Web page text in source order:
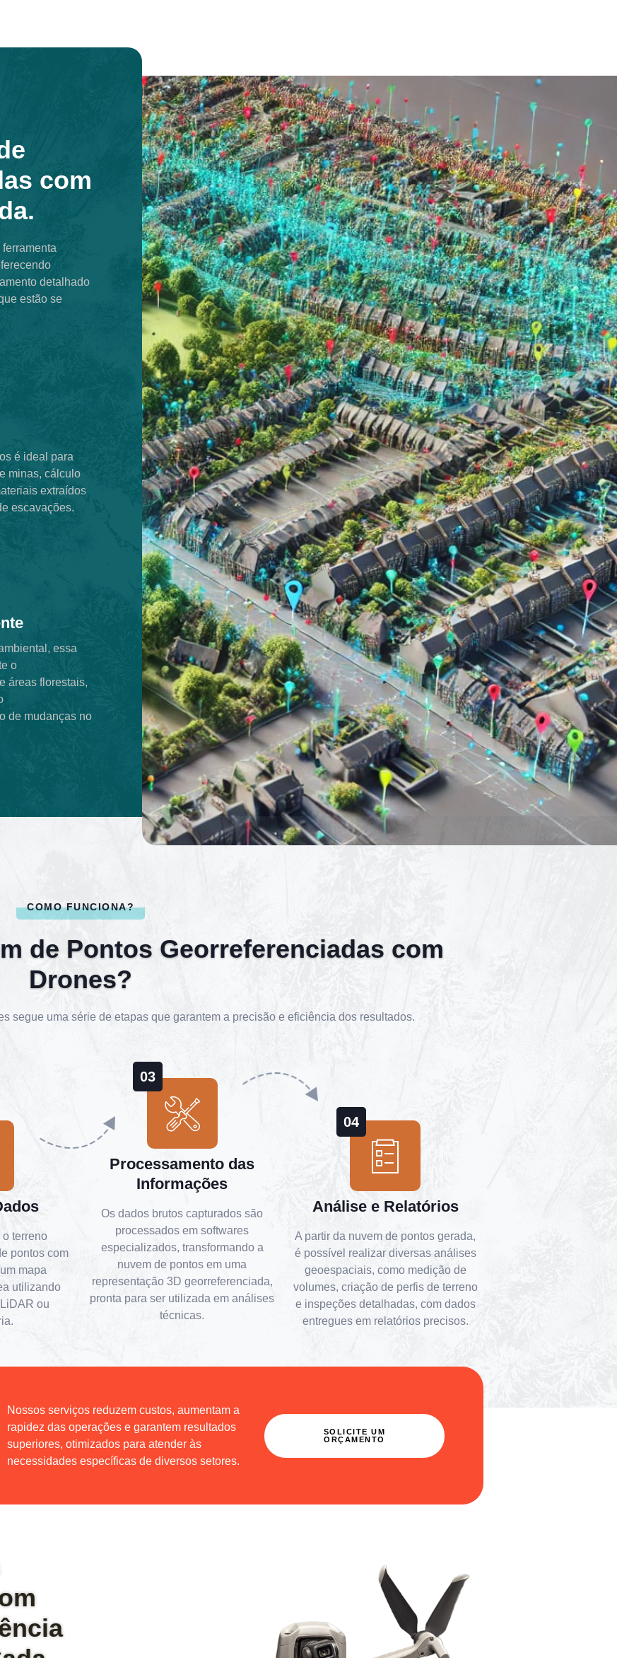
com
detalhado
estão se
é ideal para
minas, cálculo
extraídos
escavações.
essa
o
áreas florestais,
de mudanças no
COMO FUNCIONA?
de Pontos Georreferenciadas com
Drones?
segue uma série de etapas que garantem a precisão e eficiência dos resultados.
terreno
pontos com
mapa
utilizando
ou
03
Processamento das
Informações
Os dados brutos capturados são
processados em softwares
especializados, transformando a
nuvem de pontos em uma
representação 3D georreferenciada,
pronta para ser utilizada em análises
técnicas.
04
Análise e Relatórios
A partir da nuvem de pontos gerada,
é possível realizar diversas análises
geoespaciais, como medição de
volumes, criação de perfis de terreno
e inspeções detalhadas, com dados
entregues em relatórios precisos.
Nossos serviços reduzem custos, aumentam a
rapidez das operações e garantem resultados
superiores, otimizados para atender às
necessidades específicas de diversos setores.
SOLICITE UM
ORÇAMENTO